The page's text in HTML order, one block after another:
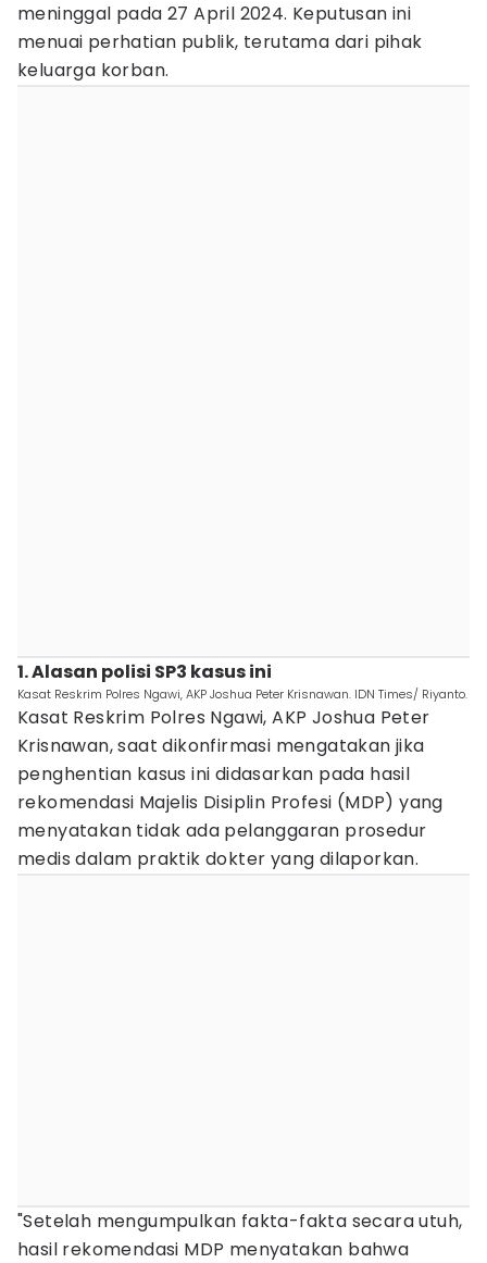
meninggal pada 27 April 2024. Keputusan ini
menuai perhatian publik, terutama dari pihak
keluarga korban.
1. Alasan polisi SP3 kasus ini
Kasat Reskrim Polres Ngawi, AKP Joshua Peter Krisnawan. IDN Times/ Riyanto.
Kasat Reskrim Polres Ngawi, AKP Joshua Peter
Krisnawan, saat dikonfirmasi mengatakan jika
penghentian kasus ini didasarkan pada hasil
rekomendasi Majelis Disiplin Profesi (MDP) yang
menyatakan tidak ada pelanggaran prosedur
medis dalam praktik dokter yang dilaporkan.
"Setelah mengumpulkan fakta-fakta secara utuh,
hasil rekomendasi MDP menyatakan bahwa